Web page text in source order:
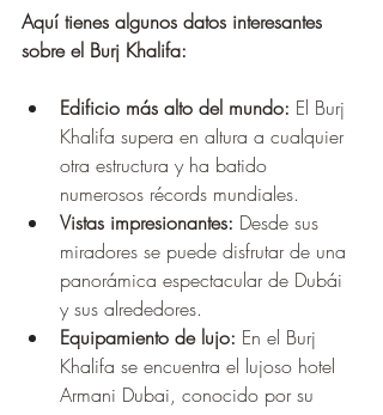
Aquí tienes algunos datos interesantes
sobre el Burj Khalifa:
Edificio más alto del mundo: El Burj
Khalifa supera en altura a cualquier
otra estructura y ha batido
numerosos récords mundiales.
Vistas impresionantes: Desde sus
miradores se puede disfrutar de una
panorámica espectacular de Dubái
y sus alrededores.
Equipamiento de lujo: En el Burj
Khalifa se encuentra el lujoso hotel
Armani Dubai, conocido por su